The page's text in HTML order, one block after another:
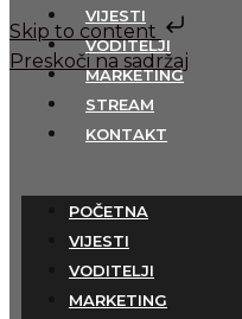
Skip to content
Preskoči na sadržaj
VIJESTI
VODITELJI
MARKETING
STREAM
KONTAKT
POČETNA
VIJESTI
VODITELJI
MARKETING